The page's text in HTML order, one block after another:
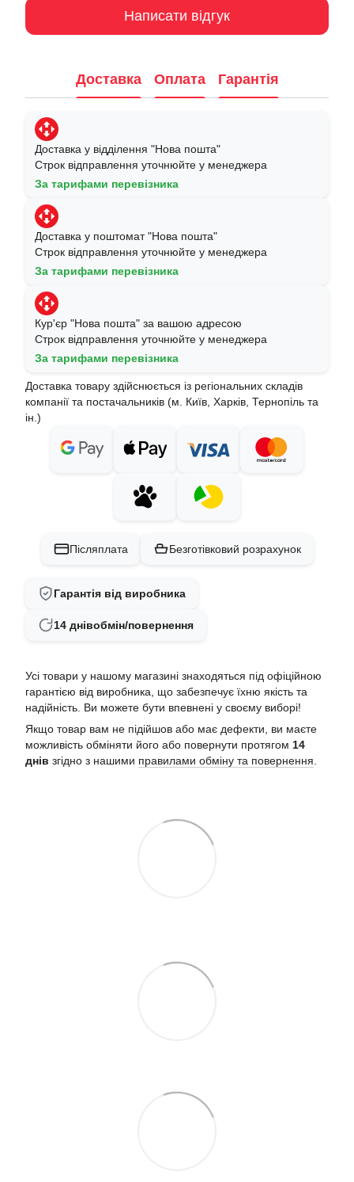
Написати відгук
Доставка Оплата Гарантія
Доставка у відділення "Нова пошта"
Строк відправлення уточнюйте у менеджера
За тарифами перевізника
Доставка у поштомат "Нова пошта"
Строк відправлення уточнюйте у менеджера
За тарифами перевізника
Кур'єр "Нова пошта" за вашою адресою
Строк відправлення уточнюйте у менеджера
За тарифами перевізника
Доставка товару здійснюється із регіональних складів
компанії та постачальників (м. Київ, Харків, Тернопіль та
ін.)
Післяплата Безготівковий розрахунок
Гарантія від виробника
14 днівобмін/повернення
Усі товари у нашому магазині знаходяться під офіційною
гарантією від виробника, що забезпечує їхню якість та
надійність. Ви можете бути впевнені у своєму виборі!
Якщо товар вам не підійшов або має дефекти, ви маєте
можливість обміняти його або повернути протягом 14
днів згідно з нашими правилами обміну та повернення